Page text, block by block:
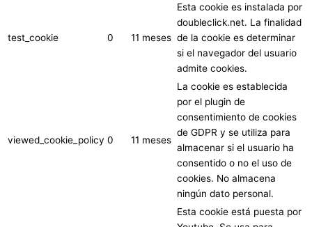
test_cookie 0 11 meses
Esta cookie es instalada por
doubleclick.net. La finalidad
de la cookie es determinar
si el navegador del usuario
admite cookies.
viewed_cookie_policy 0 11 meses
La cookie es establecida
por el plugin de
consentimiento de cookies
de GDPR y se utiliza para
almacenar si el usuario ha
consentido o no el uso de
cookies. No almacena
ningún dato personal.
Esta cookie está puesta por